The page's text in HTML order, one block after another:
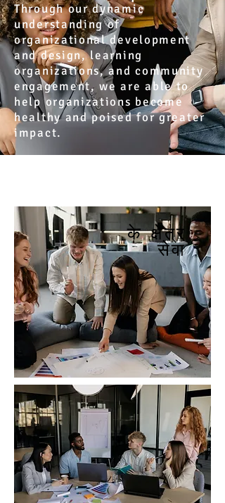
Through our dynamic
understanding of
organizational development
and design, learning
organizations, and community
engagement, we are able to
help organizations become
healthy and poised for greater
impact.
के क्षेत्र
सेवा